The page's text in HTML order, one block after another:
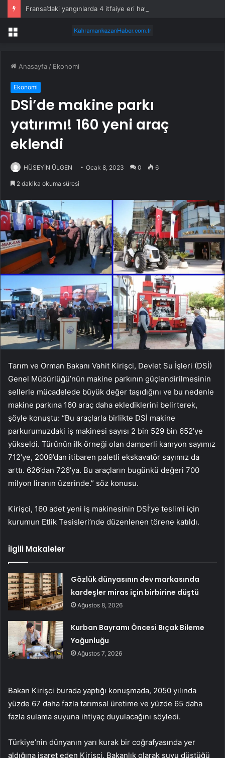
Fransa’daki yangınlarda 4 itfaiye eri hayatını kaybetti
Menü
Anasayfa / Ekonomi
Ekonomi
DSİ’de makine parkı
yatırımı! 160 yeni araç
eklendi
HÜSEYİN ÜLGEN Ocak 8, 2023 0 6
2 dakika okuma süresi
Tarım ve Orman Bakanı Vahit Kirişci, Devlet Su İşleri (DSİ)
Genel Müdürlüğü’nün makine parkının güçlendirilmesinin
sellerle mücadelede büyük değer taşıdığını ve bu nedenle
makine parkına 160 araç daha eklediklerini belirterek,
şöyle konuştu: “Bu araçlarla birlikte DSİ makine
parkurumuzdaki iş makinesi sayısı 2 bin 529 bin 652’ye
yükseldi. Türünün ilk örneği olan damperli kamyon sayımız
712’ye, 2009’dan itibaren paletli ekskavatör sayımız da
arttı. 626’dan 726’ya. Bu araçların bugünkü değeri 700
milyon liranın üzerinde.” söz konusu.
Kirişci, 160 adet yeni iş makinesinin DSİ’ye teslimi için
kurumun Etlik Tesisleri’nde düzenlenen törene katıldı.
İlgili Makaleler
Gözlük dünyasının dev markasında
kardeşler miras için birbirine düştü
Ağustos 8, 2026
Kurban Bayramı Öncesi Bıçak Bileme
Yoğunluğu
Ağustos 7, 2026
Bakan Kirişci burada yaptığı konuşmada, 2050 yılında
yüzde 67 daha fazla tarımsal üretime ve yüzde 65 daha
fazla sulama suyuna ihtiyaç duyulacağını söyledi.
Türkiye’nin dünyanın yarı kurak bir coğrafyasında yer
aldığına işaret eden Kirişci, Bakanlık olarak suyu düştüğü